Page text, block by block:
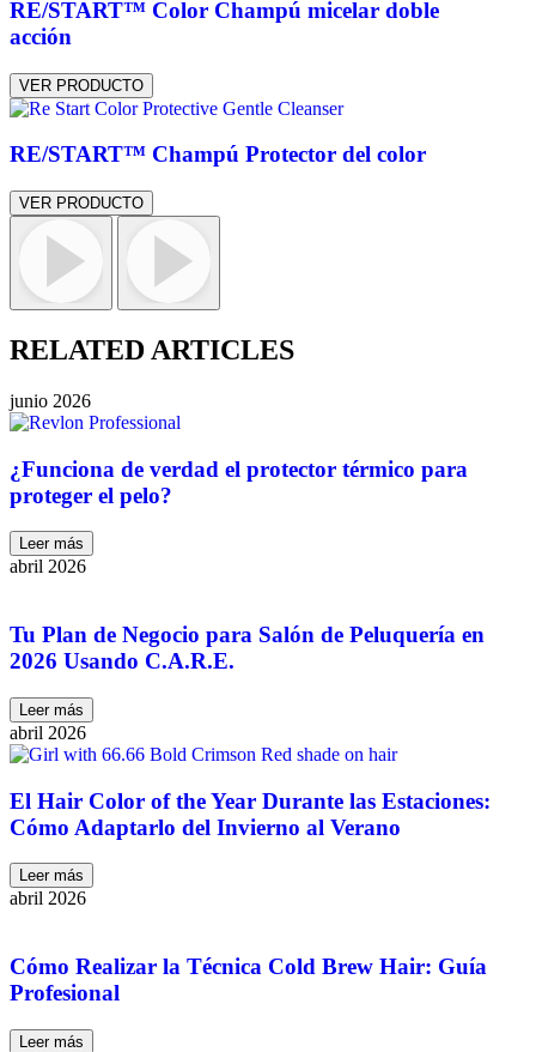
RE/START™ Color Champú micelar doble
acción
VER PRODUCTO
RE/START™ Champú Protector del color
VER PRODUCTO
RELATED ARTICLES
junio 2026
¿Funciona de verdad el protector térmico para
proteger el pelo?
Leer más
abril 2026
Tu Plan de Negocio para Salón de Peluquería en
2026 Usando C.A.R.E.
Leer más
abril 2026
El Hair Color of the Year Durante las Estaciones:
Cómo Adaptarlo del Invierno al Verano
Leer más
abril 2026
Cómo Realizar la Técnica Cold Brew Hair: Guía
Profesional
Leer más